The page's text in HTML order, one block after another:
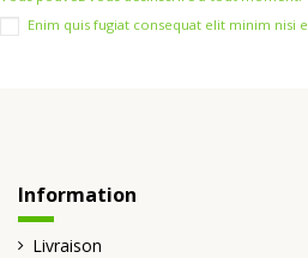
Enim quis fugiat consequat elit minim nisi
Information
Livraison